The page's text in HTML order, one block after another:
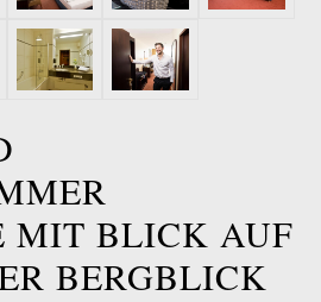
MIT BLICK AUF
BERGBLICK